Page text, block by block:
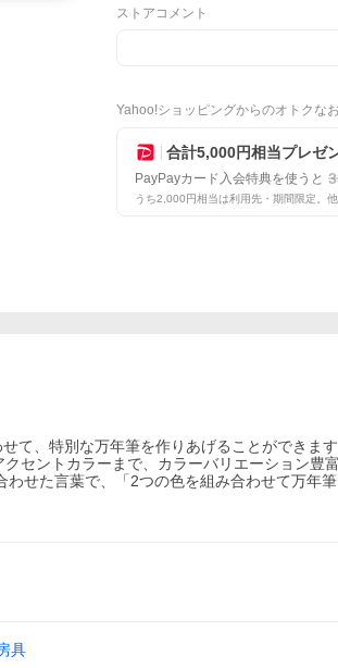
ストアコメント
Yahoo!ショッピングからのオトクな
合計5,000円相当プレゼ
PayPayカード入会特典を使うと
うち2,000円相当は利用先・期間限定。
て、特別な万年筆を作りあげることができま
セントカラーまで、カラーバリエーション豊
せた言葉で、「2つの色を組み合わせて万年
具